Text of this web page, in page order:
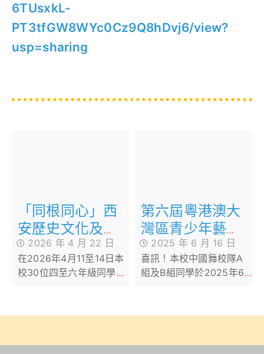
6TUsxkL-
PT3tfGW8WYc0Cz9Q8hDvj6/view?
usp=sharing
「同根同心」西
安歷史文化及航
天科技探索之旅
(四天)
2026 年 4 月 22 日
在2026年4月11至14日本
校30位四至六年級同學參
生內地交流計劃
史文化及航天科技探索之
第六屆粵港澳大
灣區青少年藝術
展演-中國香港
(舞蹈)賽區
2025 年 6 月 16 日
喜訊！本校中國舞校隊A
組及B組同學於2025年6
粵港澳大灣區青少年藝術
區，兩隊均榮獲金獎佳